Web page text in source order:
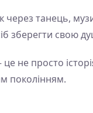
через танець,
зберегти свою
не просто
поколінням.